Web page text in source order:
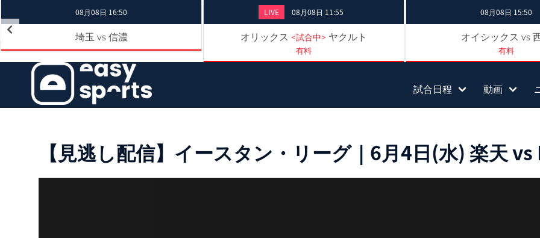
08月08日 16:50
埼玉 vs 信濃
LIVE 08月08日 11:55
オリックス <試合中> ヤクルト
有料
08月08日 15:50
オイシックス vs
有料
試合日程 動画
【見逃し配信】イースタン・リーグ｜6月4日(水) 楽天 vs